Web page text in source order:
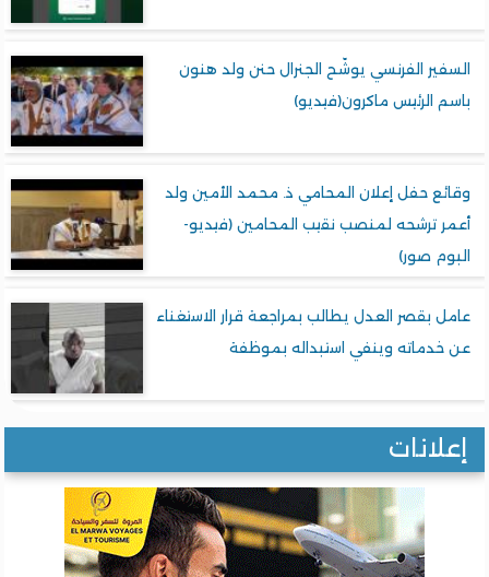
السفير الفرنسي يوشّح الجنرال حنن ولد هنون
باسم الرئيس ماكرون(فيديو)
وقائع حفل إعلان المحامي ذ. محمد الأمين ولد
أعمر ترشحه لمنصب نقيب المحامين (فيديو-
البوم صور)
عامل بقصر العدل يطالب بمراجعة قرار الاستغناء
عن خدماته وينفي استبداله بموظفة
إعلانات